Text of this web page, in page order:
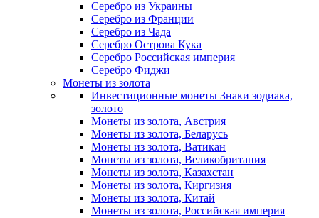
Серебро из Украины
Серебро из Франции
Серебро из Чада
Серебро Острова Кука
Серебро Российская империя
Серебро Фиджи
Монеты из золота
Инвестиционные монеты Знаки зодиака,
золото
Монеты из золота, Австрия
Монеты из золота, Беларусь
Монеты из золота, Ватикан
Монеты из золота, Великобритания
Монеты из золота, Казахстан
Монеты из золота, Киргизия
Монеты из золота, Китай
Монеты из золота, Российская империя